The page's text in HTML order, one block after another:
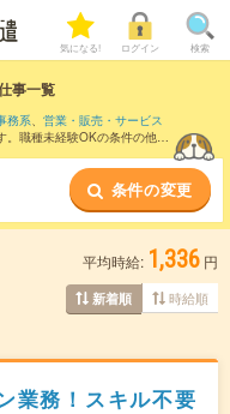
気になる! ログイン 検索
事一覧
務系、 営業・販売・サービス
。職種未経験OKの条件の他
条件の変更
平均時給: 1,336 円
新着順 時給順
業務！スキル不要